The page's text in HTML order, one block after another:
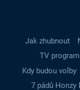
Jak zhubnout
TV program
Kdy budou volby
7 pádů Honzy